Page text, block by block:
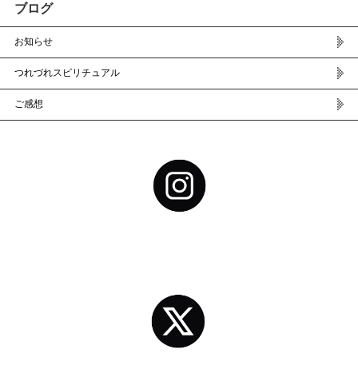
ブログ
お知らせ
つれづれスピリチュアル
ご感想